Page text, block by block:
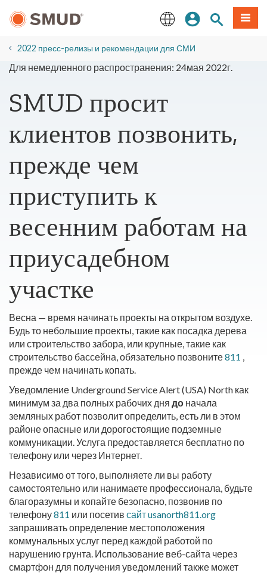
содержанию
входПоиск по
Меню
2022 пресс-релизы и рекомендации для СМИ
Для немедленного распространения: 24мая 2022г.
SMUD просит
клиентов позвонить,
прежде чем
приступить к
весенним работам на
приусадебном
участке
Весна — время начинать проекты на открытом воздухе.
Будь то небольшие проекты, такие как посадка дерева
или строительство забора, или крупные, такие как
строительство бассейна, обязательно позвоните811 ,
прежде чем начинать копать.
Уведомление Underground Service Alert (USA) North как
минимум за два полных рабочих дня до начала
земляных работ позволит определить, есть ли в этом
районе опасные или дорогостоящие подземные
коммуникации. Услуга предоставляется бесплатно по
телефону или через Интернет.
Независимо от того, выполняете ли вы работу
самостоятельно или нанимаете профессионала, будьте
благоразумны и копайте безопасно, позвонив по
телефону811 или посетив сайт usanorth811.org
запрашивать определение местоположения
коммунальных услуг перед каждой работой по
нарушению грунта. Использование веб-сайта через
смартфон для получения уведомлений также может